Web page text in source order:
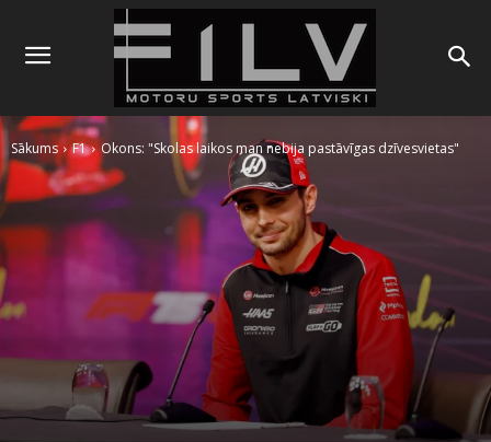
Sākums F1 Okons: "Skolas laikos man nebija pastāvīgas dzīvesvietas"